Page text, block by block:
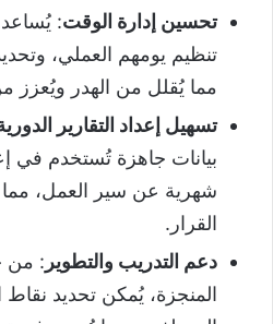
تحسين إدارة الوقت:
تنظيم يومهم العملي،
مما يُقلل من الهدر ويُعزز من
تسهيل إعداد التقارير
بيانات جاهزة تُستخدم في
شهرية عن سير العمل، مما
القرار.
دعم التدريب والتطوير : من
المنجزة، يُمكن تحديد